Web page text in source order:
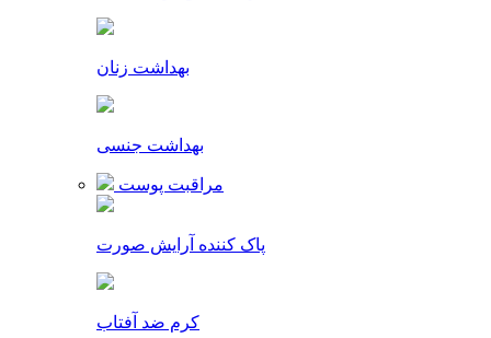
بهداشت زنان
بهداشت جنسی
مراقبت پوست
پاک کننده آرایش صورت
کرم ضد آفتاب